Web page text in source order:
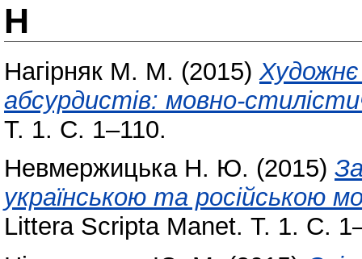
Н
Нагірняк М. М. (2015)
абсурдистів: мовно-
Т. 1. С. 1–110.
Невмержицька Н. Ю. (2015)
українською та російською
Littera Scripta Manet. Т. 1. С.